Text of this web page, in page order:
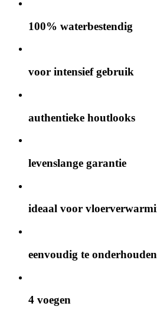
100% waterbestendig
voor intensief gebruik
authentieke houtlooks
levenslange garantie
ideaal voor
eenvoudig te onderhouden
4 voegen